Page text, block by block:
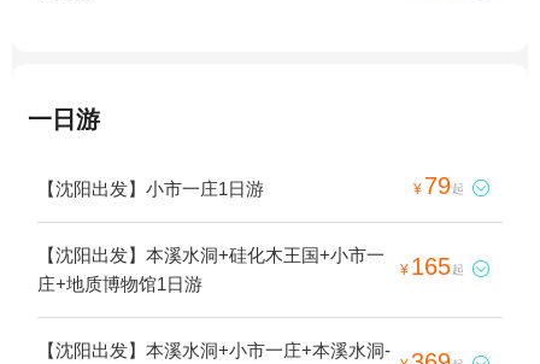
一日游
【沈阳出发】小市一庄1日游 ¥ 79起 
【沈阳出发】本溪水洞+硅化木王国+小市一
庄+地质博物馆1日游
¥ 165起 
【沈阳出发】本溪水洞+小市一庄+本溪水洞-